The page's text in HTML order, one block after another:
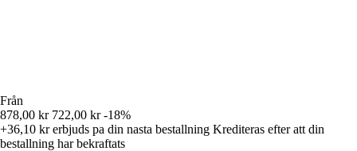
Från
878,00 kr 722,00 kr -18%
+36,10 krerbjuds pa din nasta bestallning Krediteras efter att din
bestallning har bekraftats